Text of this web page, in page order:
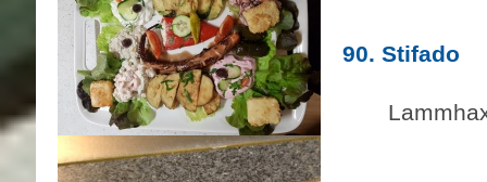
90. Stifado